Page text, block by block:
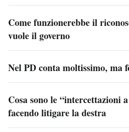
Come funzionerebbe il
vuole il governo
Nel PD conta moltissimo, ma
Cosa sono le “intercettazioni
facendo litigare la destra